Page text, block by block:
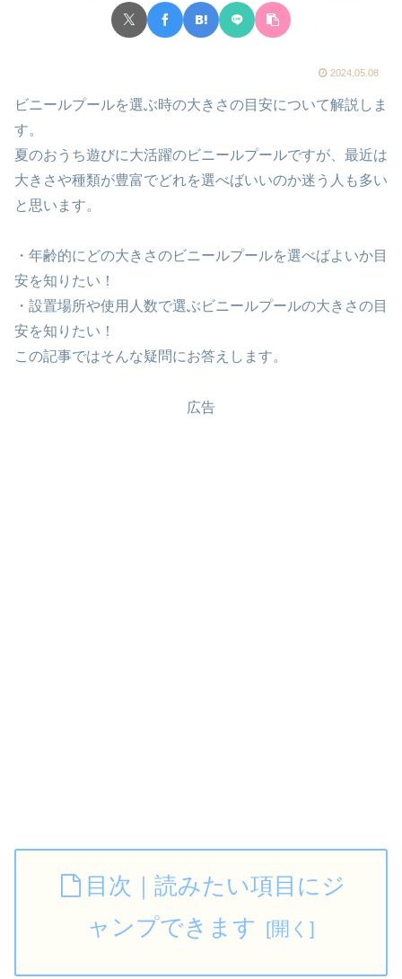
2024.05.08
ビニールプールを選ぶ時の大きさの目安について解説しま
す。
夏のおうち遊びに大活躍のビニールプールですが、最近は
大きさや種類が豊富でどれを選べばいいのか迷う人も多い
と思います。
・年齢的にどの大きさのビニールプールを選べばよいか目
安を知りたい！
・設置場所や使用人数で選ぶビニールプールの大きさの目
安を知りたい！
この記事ではそんな疑問にお答えします。
広告
目次｜読みたい項目にジ
ャンプできます